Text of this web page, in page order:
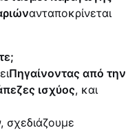
ανταποκρίνεται
Πηγαίνοντας από την
ισχύος, και
σχεδιάζουμε